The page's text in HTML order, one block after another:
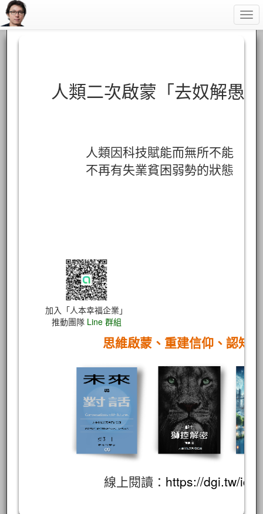
人類二次啟蒙「去奴解愚
人類因科技賦能而無所不能
不再有失業貧困弱勢的狀態
加入「人本幸福企業」
推動團隊 Line 群組
思維啟蒙、重建信仰、認知
線上閱讀： https://dgi.tw/id/